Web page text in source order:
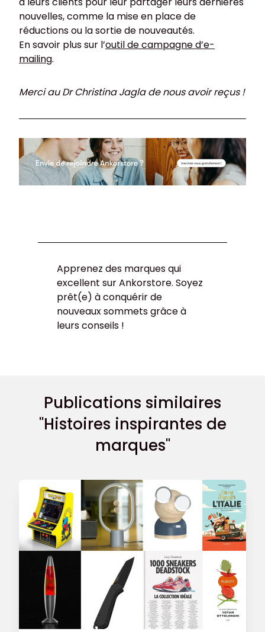
nouvelles, comme la mise en place de
réductions ou la sortie de nouveautés.
En savoir plus sur l’outil de campagne d’e-
mailing.
Merci au Dr Christina Jagla de nous avoir reçus !
Apprenez des marques qui
excellent sur Ankorstore. Soyez
prêt(e) à conquérir de
nouveaux sommets grâce à
leurs conseils !
Publications similaires
"Histoires inspirantes de
marques"